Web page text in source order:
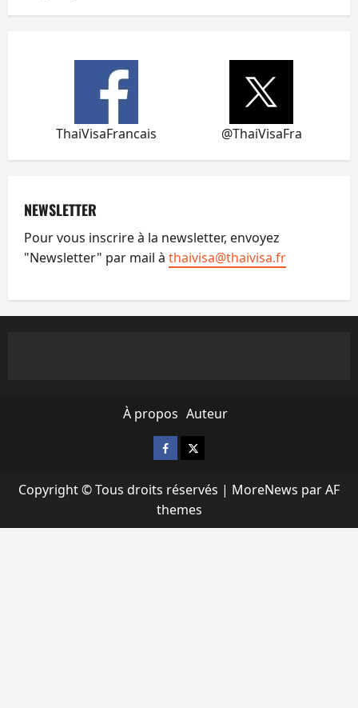
ThaiVisaFrancais @ThaiVisaFra
NEWSLETTER
Pour vous inscrire à la newsletter, envoyez
"Newsletter" par mail à thaivisa@thaivisa.fr
À propos Auteur
Facebook
X
Copyright © Tous droits réservés | MoreNews par AF
themes